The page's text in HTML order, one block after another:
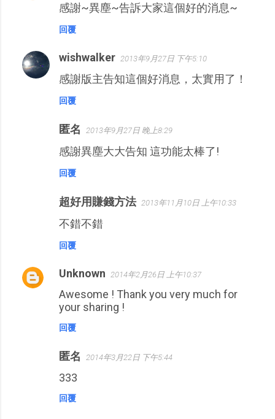
感謝~異塵~告訴大家這個好的消息~
回覆
wishwalker 2013年9月27日 下午5:10
感謝版主告知這個好消息，太實用了！
回覆
匿名 2013年9月27日 晚上8:29
感謝異塵大大告知 這功能太棒了!
回覆
超好用賺錢方法 2013年11月10日 上午10:33
不錯不錯
回覆
Unknown 2014年2月26日 上午10:37
Awesome ! Thank you very much for
your sharing !
回覆
匿名 2014年3月22日 下午5:44
333
回覆